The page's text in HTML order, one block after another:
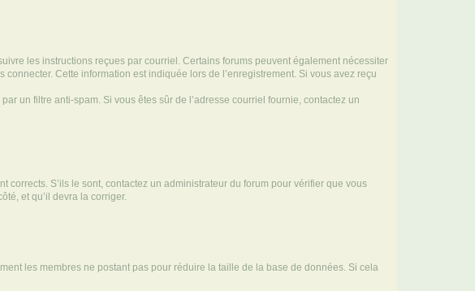
les instructions reçues par courriel. Certains forums peuvent également nécessiter
Cette information est indiquée lors de l’enregistrement. Si vous avez reçu
un filtre anti-spam. Si vous êtes sûr de l’adresse courriel fournie, contactez un
S’ils le sont, contactez un administrateur du forum pour vérifier que vous
et qu’il devra la corriger.
les membres ne postant pas pour réduire la taille de la base de données. Si cela